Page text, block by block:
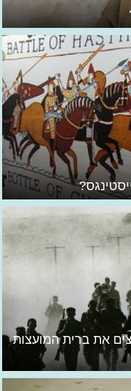
את ברית המועצות